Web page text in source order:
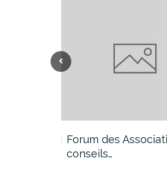
Forum des
conseils…